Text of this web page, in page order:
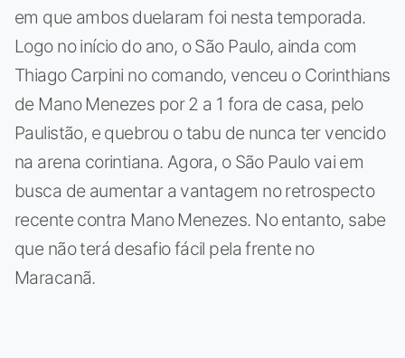
em que ambos duelaram foi nesta temporada.
Logo no início do ano, o São Paulo, ainda com
Thiago Carpini no comando, venceu o Corinthians
de Mano Menezes por 2 a 1 fora de casa, pelo
Paulistão, e quebrou o tabu de nunca ter vencido
na arena corintiana. Agora, o São Paulo vai em
busca de aumentar a vantagem no retrospecto
recente contra Mano Menezes. No entanto, sabe
que não terá desafio fácil pela frente no
Maracanã.